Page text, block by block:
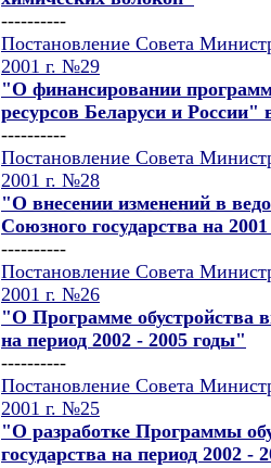
----------
Постановление Совета
2001 г. №29
"О финансировании
ресурсов Беларуси и России"
----------
Постановление Совета
2001 г. №28
"О внесении изменений в
Союзного государства на
----------
Постановление Совета
2001 г. №26
"О Программе обустройства
на период 2002 - 2005 годы"
----------
Постановление Совета
2001 г. №25
"О разработке Программы
государства на период 2002 -